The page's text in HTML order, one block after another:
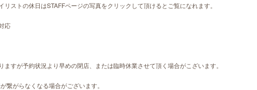
リストの休日はSTAFFページの写真をクリックして頂けるとご覧になれます。
応
ますが予約状況より早めの閉店、または臨時休業させて頂く場合がこざいます。
繋がらなくなる場合がございます。